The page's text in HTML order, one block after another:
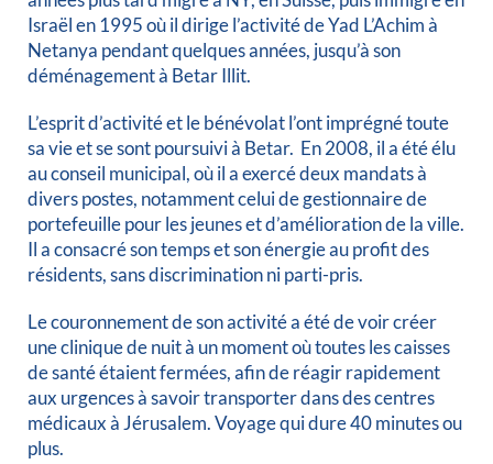
Israël en 1995 où il dirige l’activité de Yad L’Achim à
Netanya pendant quelques années, jusqu’à son
déménagement à Betar Illit.
L’esprit d’activité et le bénévolat l’ont imprégné toute
sa vie et se sont poursuivi à Betar. En 2008, il a été élu
au conseil municipal, où il a exercé deux mandats à
divers postes, notamment celui de gestionnaire de
portefeuille pour les jeunes et d’amélioration de la ville.
Il a consacré son temps et son énergie au profit des
résidents, sans discrimination ni parti-pris.
Le couronnement de son activité a été de voir créer
une clinique de nuit à un moment où toutes les caisses
de santé étaient fermées, afin de réagir rapidement
aux urgences à savoir transporter dans des centres
médicaux à Jérusalem. Voyage qui dure 40 minutes ou
plus.